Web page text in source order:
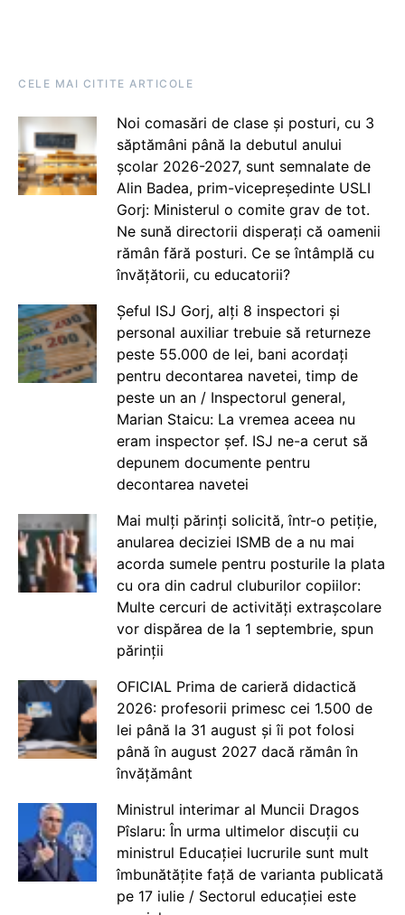
CELE MAI CITITE ARTICOLE
Noi comasări de clase și posturi, cu 3
săptămâni până la debutul anului
școlar 2026-2027, sunt semnalate de
Alin Badea, prim-vicepreședinte USLI
Gorj: Ministerul o comite grav de tot.
Ne sună directorii disperați că oamenii
rămân fără posturi. Ce se întâmplă cu
învățătorii, cu educatorii?
Șeful ISJ Gorj, alți 8 inspectori și
personal auxiliar trebuie să returneze
peste 55.000 de lei, bani acordați
pentru decontarea navetei, timp de
peste un an / Inspectorul general,
Marian Staicu: La vremea aceea nu
eram inspector șef. ISJ ne-a cerut să
depunem documente pentru
decontarea navetei
Mai mulți părinți solicită, într-o petiție,
anularea deciziei ISMB de a nu mai
acorda sumele pentru posturile la plata
cu ora din cadrul cluburilor copiilor:
Multe cercuri de activități extrașcolare
vor dispărea de la 1 septembrie, spun
părinții
OFICIAL Prima de carieră didactică
2026: profesorii primesc cei 1.500 de
lei până la 31 august și îi pot folosi
până în august 2027 dacă rămân în
învățământ
Ministrul interimar al Muncii Dragos
Pîslaru: În urma ultimelor discuții cu
ministrul Educației lucrurile sunt mult
îmbunătățite față de varianta publicată
pe 17 iulie / Sectorul educației este